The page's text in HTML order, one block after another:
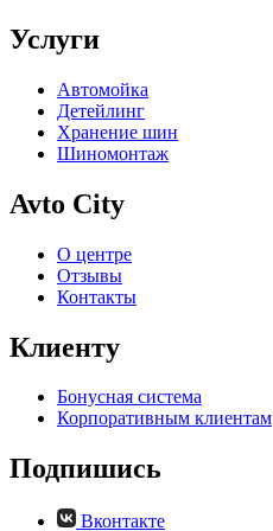
Услуги
Автомойка
Детейлинг
Хранение шин
Шиномонтаж
Avto City
О центре
Отзывы
Контакты
Клиенту
Бонусная система
Корпоративным клиентам
Подпишись
Вконтакте